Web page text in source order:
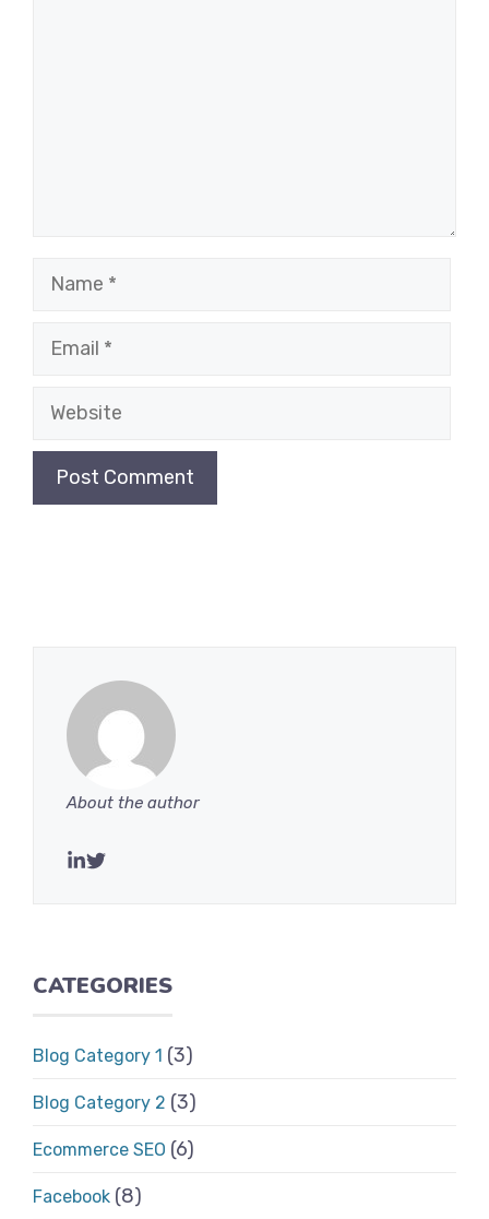
Name
Email
Website
About the author
CATEGORIES
Blog Category 1 (3)
Blog Category 2 (3)
Ecommerce SEO (6)
Facebook (8)